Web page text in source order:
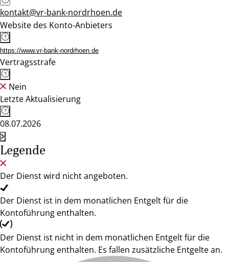
kontakt@vr-bank-nordrhoen.de
Website des Konto-Anbieters
https://www.vr-bank-nordrhoen.de
Vertragsstrafe
Nein
Letzte Aktualisierung
08.07.2026
Legende
Der Dienst wird nicht angeboten.
Der Dienst ist in dem monatlichen Entgelt für die
Kontoführung enthalten.
Der Dienst ist nicht in dem monatlichen Entgelt für die
Kontoführung enthalten. Es fallen zusätzliche Entgelte an.